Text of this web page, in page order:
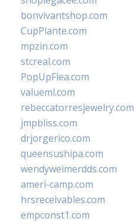
bonvivantshop.com
CupPlante.com
mpzin.com
stcreal.com
PopUpFlea.com
valueml.com
rebeccatorresjewelry.com
jmpbliss.com
drjorgerico.com
queensushipa.com
wendyweimerdds.com
ameri-camp.com
hrsreceivables.com
empconst1.com